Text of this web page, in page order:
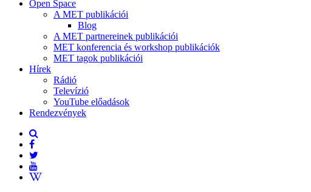
Open Space
A MET publikációi
Blog
A MET partnereinek publikációi
MET konferencia és workshop publikációk
MET tagok publikációi
Hírek
Rádió
Televízió
YouTube előadások
Rendezvények